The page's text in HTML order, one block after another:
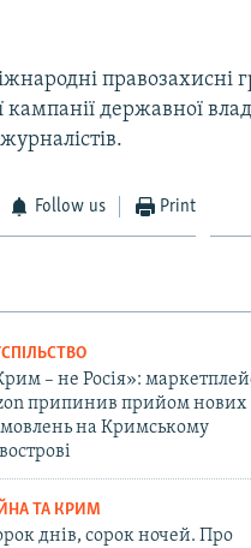
правозахисні
кампанії державної
Follow us Print
– не Росія»:
припинив прийом нових
на Кримському
ТА КРИМ
днів, сорок ночей. Про